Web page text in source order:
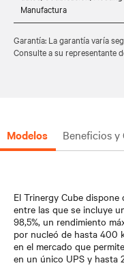
Manufactura
Garantía: La garantía varía
Consulte a su representante
Modelos Beneficios
El Trinergy Cube
entre las que se incluye
98,5%, un rendimiento
por nucleó de hasta 400
en el mercado que
en un único UPS y hasta